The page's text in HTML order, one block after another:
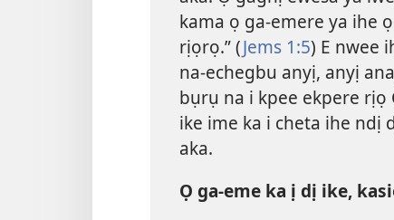
kama ọ ga-emere ya ihe ọ
rịọrọ.” (Jems 1:5) E nwee
na-echegbu anyị, anyị
bụrụ na i kpee ekpere rịọ
ike ime ka i cheta ihe ndị
aka.
Ọ ga-eme ka ị dị ike,